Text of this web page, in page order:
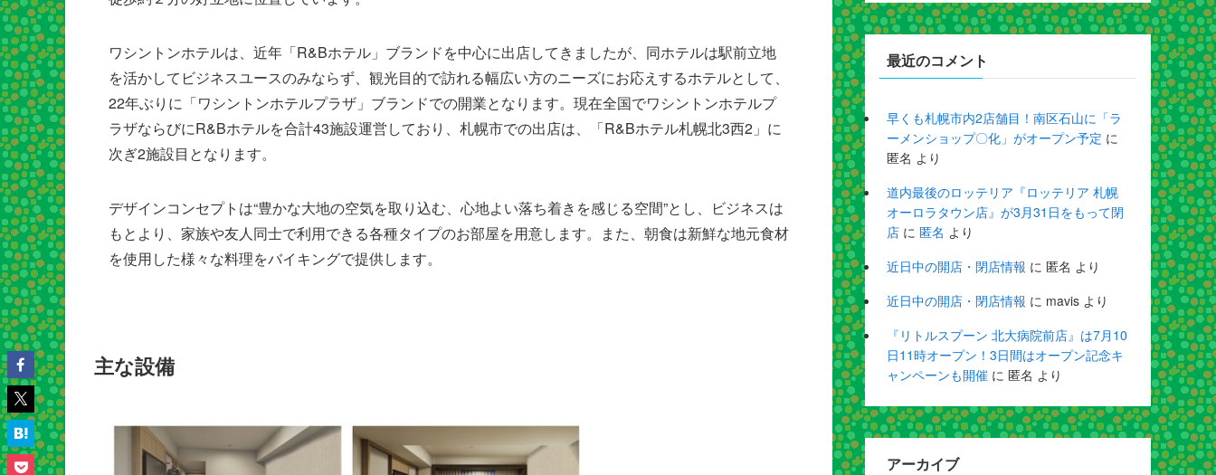
ワシントンホテルは、近年「R&Bホテル」ブランドを中心に出店してきましたが、同ホテルは駅前立地
を活かしてビジネスユースのみならず、観光目的で訪れる幅広い方のニーズにお応えするホテルとして、
22年ぶりに「ワシントンホテルプラザ」ブランドでの開業となります。現在全国でワシントンホテルプ
ラザならびにR&Bホテルを合計43施設運営しており、札幌市での出店は、「R&Bホテル札幌北3西2」に
次ぎ2施設目となります。
デザインコンセプトは“豊かな大地の空気を取り込む、心地よい落ち着きを感じる空間”とし、ビジネスは
もとより、家族や友人同士で利用できる各種タイプのお部屋を用意します。また、朝食は新鮮な地元食材
を使用した様々な料理をバイキングで提供します。
主な設備
最近のコメント
早くも札幌市内2店舗目！南区石山に「ラ
ーメンショップ〇化」がオープン予定 に
匿名 より
道内最後のロッテリア『ロッテリア 札幌
オーロラタウン店』が3月31日をもって閉
店 に 匿名 より
近日中の開店・閉店情報 に 匿名 より
近日中の開店・閉店情報 に mavis より
『リトルスプーン 北大病院前店』は7月10
日11時オープン！3日間はオープン記念キ
ャンペーンも開催 に 匿名 より
アーカイブ